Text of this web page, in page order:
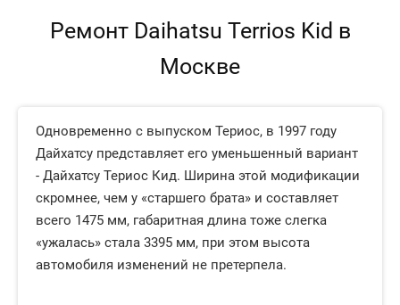
Ремонт Daihatsu Terrios Kid в
Москве
Одновременно с выпуском Териос, в 1997 году
Дайхатсу представляет его уменьшенный вариант
- Дайхатсу Териос Кид. Ширина этой модификации
скромнее, чем у «старшего брата» и составляет
всего 1475 мм, габаритная длина тоже слегка
«ужалась» стала 3395 мм, при этом высота
автомобиля изменений не претерпела.